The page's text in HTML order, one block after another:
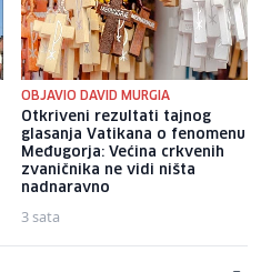
OBJAVIO DAVID MURGIA
Otkriveni rezultati tajnog
glasanja Vatikana o fenomenu
Međugorja: Većina crkvenih
zvaničnika ne vidi ništa
nadnaravno
3 sata